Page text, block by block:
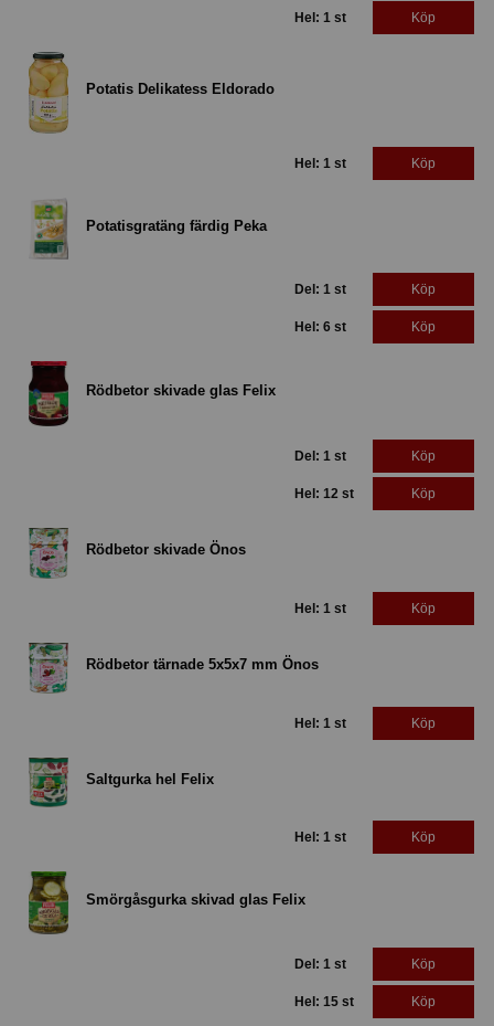
Hel: 1 st Köp
Potatis Delikatess Eldorado
Hel: 1 st Köp
Potatisgratäng färdig Peka
Del: 1 st Köp
Hel: 6 st Köp
Rödbetor skivade glas Felix
Del: 1 st Köp
Hel: 12 st Köp
Rödbetor skivade Önos
Hel: 1 st Köp
Rödbetor tärnade 5x5x7 mm Önos
Hel: 1 st Köp
Saltgurka hel Felix
Hel: 1 st Köp
Smörgåsgurka skivad glas Felix
Del: 1 st Köp
Hel: 15 st Köp